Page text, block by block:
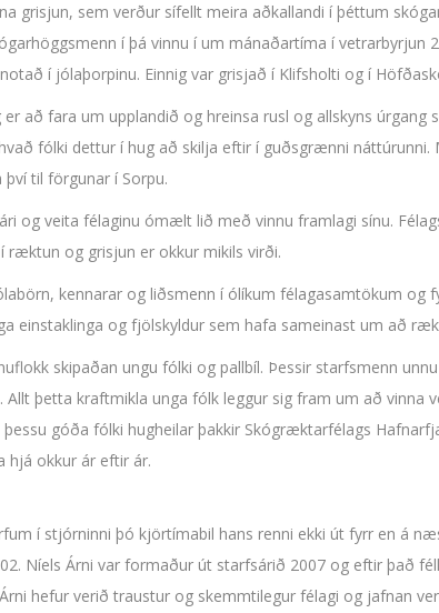
grisjun, sem verður sífellt meira aðkallandi í þéttum
í þá vinnu í um mánaðartíma í
í jólaþorpinu. Einnig var grisjað í Klifsholti og í
að fara um upplandið og hreinsa rusl og allskyns
fólki dettur í hug að skilja eftir í guðsgrænni
til förgunar í Sorpu.
og veita félaginu ómælt lið með vinnu framlagi sínu.
ræktun og grisjun er okkur mikils virði.
kennarar og liðsmenn í ólíkum félagasamtökum
einstaklinga og fjölskyldur sem hafa sameinast um að
skipaðan ungu fólki og pallbíl. Þessir starfsmenn
þetta kraftmikla unga fólk leggur sig fram um að
góða fólki hugheilar þakkir Skógræktarfélags
okkur ár eftir ár.
í stjórninni þó kjörtímabil hans renni ekki út fyrr en á
Níels Árni var formaður út starfsárið 2007 og eftir það
hefur verið traustur og skemmtilegur félagi og jafnan